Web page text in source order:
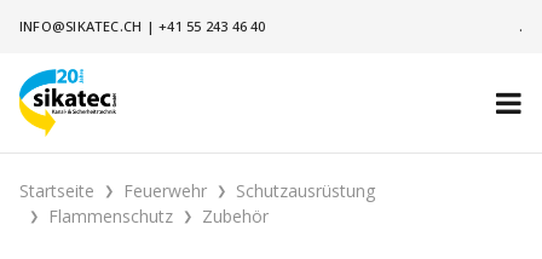
INFO@SIKATEC.CH |+41 55 243 46 40 .
Startseite Feuerwehr
Schutzausrüstung
Flammenschutz
Zubehör